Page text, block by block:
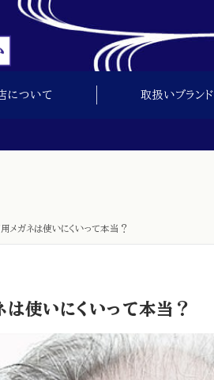
について 取扱いブランド
メガネは使いにくいって本当？
は使いにくいって本当？